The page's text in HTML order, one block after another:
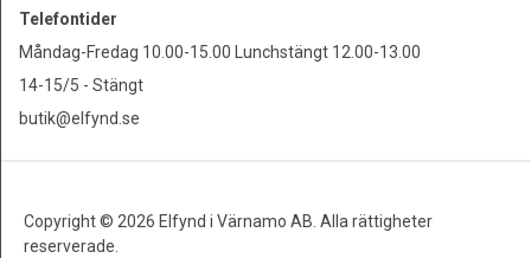
Telefontider
Måndag-Fredag 10.00-15.00 Lunchstängt 12.00-13.00
14-15/5 - Stängt
butik@elfynd.se
Copyright © 2026 Elfynd i Värnamo AB. Alla rättigheter
reserverade.